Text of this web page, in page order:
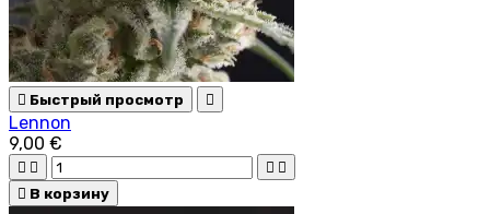
 Быстрый просмотр 
Lennon
9,00 €
   
 В корзину